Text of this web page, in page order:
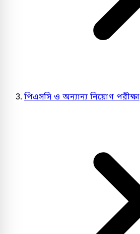
পিএসসি ও অন্যান্য নিয়োগ পরীক্ষা